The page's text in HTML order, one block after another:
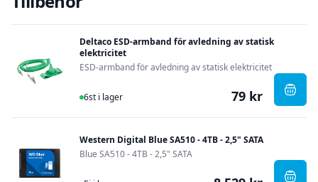
Deltaco ESD-armband för avledning av statisk
elektricitet
ESD-armband för avledning av statisk elektricitet
I Lager
6st i lager 79 kr ,
Western Digital Blue SA510 - 4TB - 2,5" SATA
Blue SA510 - 4TB - 2,5" SATA